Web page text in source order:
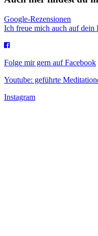
Google-Rezensionen
Ich freue mich auch auf dein
Folge mir gern auf Facebook
Youtube: geführte
Instagram